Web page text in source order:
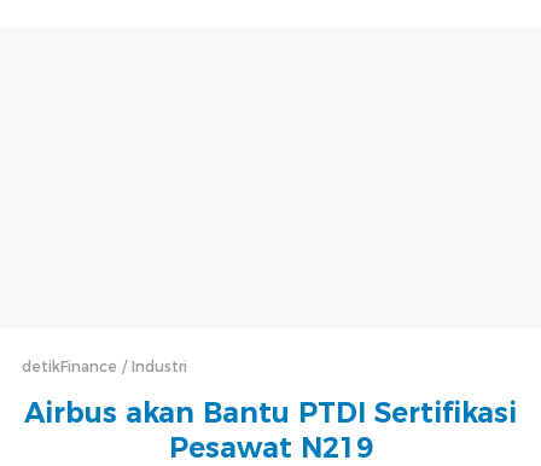
detikFinance Industri
Airbus akan Bantu PTDI Sertifikasi
Pesawat N219